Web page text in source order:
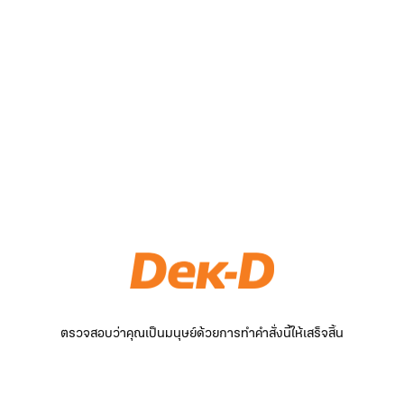
ตรวจสอบว่าคุณเป็นมนุษย์ด้วยการทำคำสั่งนี้ให้เสร็จสิ้น